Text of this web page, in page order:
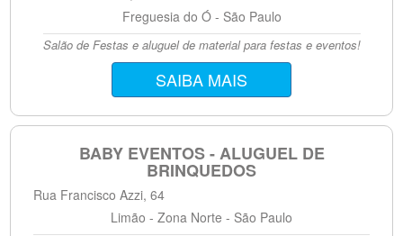
Freguesia do Ó - São Paulo
Salão de Festas e aluguel de material para festas e eventos!
SAIBA MAIS
BABY EVENTOS - ALUGUEL DE
BRINQUEDOS
Rua Francisco Azzi, 64
Limão - Zona Norte - São Paulo